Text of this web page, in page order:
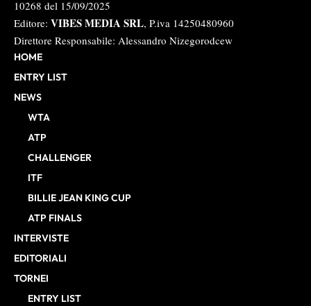
10268 del 15/09/2025
Editore: VIBES MEDIA SRL, P.iva 14250480960
Direttore Responsabile: Alessandro Nizegorodcew
HOME
ENTRY LIST
NEWS
WTA
ATP
CHALLENGER
ITF
BILLIE JEAN KING CUP
ATP FINALS
INTERVISTE
EDITORIALI
TORNEI
ENTRY LIST